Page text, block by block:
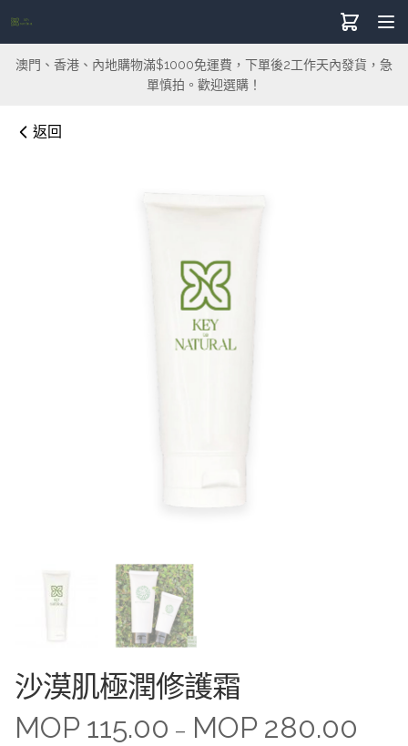
澳門、香港、內地購物滿$1000免運費，下單後2工作天內發貨，急
單慎拍。歡迎選購！
返回
沙漠肌極潤修護霜
MOP 115.00 – MOP 280.00